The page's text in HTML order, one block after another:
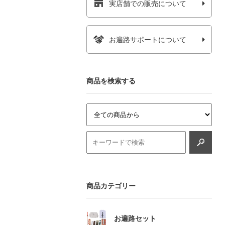
実店舗での販売について
お遍路サポートについて
商品を検索する
商品カテゴリー
お遍路セット